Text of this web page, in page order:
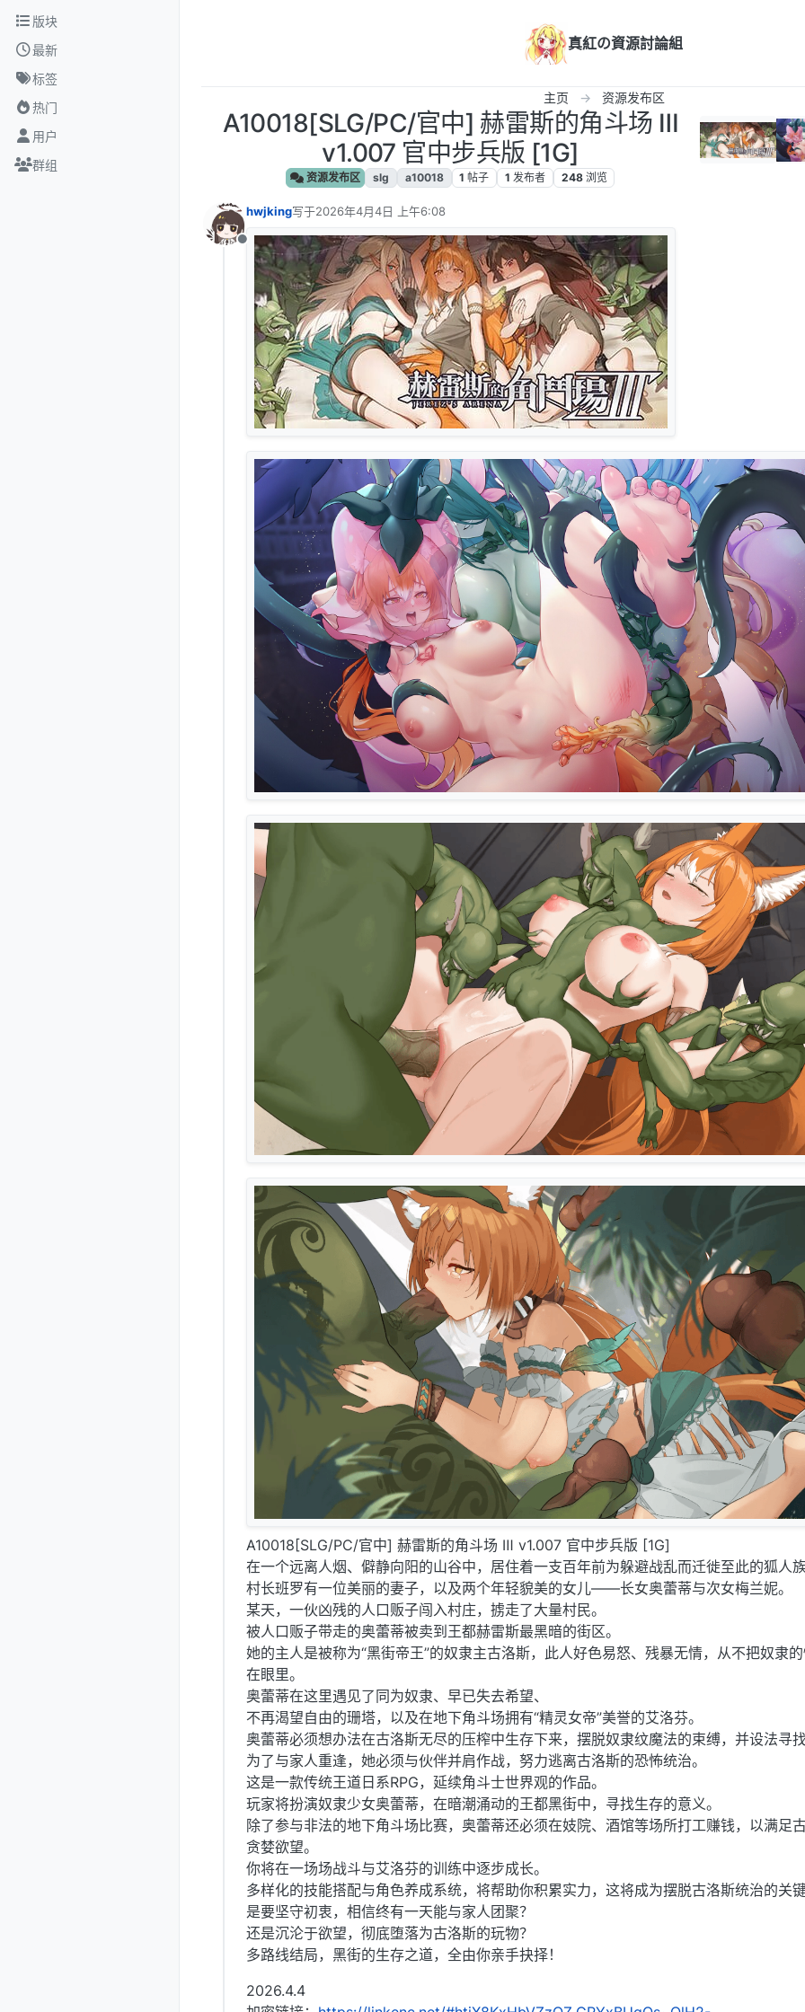
跳转至内容
版块
最新
标签
热门
用户
群组
真紅の資源討論組
主页 资源发布区
A10018[SLG/PC/官中] 赫雷斯的角斗场 Ⅲ
v1.007 官中步兵版 [1G]
资源发布区 slg a10018 1 帖子 1 发布者 248 浏览
离线
hwjking写于2026年4月4日 上午6:08
最后由 编辑
A10018[SLG/PC/官中] 赫雷斯的角斗场 Ⅲ v1.007 官中步兵版 [1G]
在一个远离人烟、僻静向阳的山谷中，居住着一支百年前为躲避战乱而迁徙至此的狐人
村长班罗有一位美丽的妻子，以及两个年轻貌美的女儿——长女奥蕾蒂与次女梅兰妮。
某天，一伙凶残的人口贩子闯入村庄，掳走了大量村民。
被人口贩子带走的奥蕾蒂被卖到王都赫雷斯最黑暗的街区。
她的主人是被称为“黑街帝王”的奴隶主古洛斯，此人好色易怒、残暴无情，从不把奴隶
在眼里。
奥蕾蒂在这里遇见了同为奴隶、早已失去希望、
不再渴望自由的珊塔，以及在地下角斗场拥有“精灵女帝”美誉的艾洛芬。
奥蕾蒂必须想办法在古洛斯无尽的压榨中生存下来，摆脱奴隶纹魔法的束缚，并设法寻
为了与家人重逢，她必须与伙伴并肩作战，努力逃离古洛斯的恐怖统治。
这是一款传统王道日系RPG，延续角斗士世界观的作品。
玩家将扮演奴隶少女奥蕾蒂，在暗潮涌动的王都黑街中，寻找生存的意义。
除了参与非法的地下角斗场比赛，奥蕾蒂还必须在妓院、酒馆等场所打工赚钱，以满足
贪婪欲望。
你将在一场场战斗与艾洛芬的训练中逐步成长。
多样化的技能搭配与角色养成系统，将帮助你积累实力，这将成为摆脱古洛斯统治的关
是要坚守初衷，相信终有一天能与家人团聚？
还是沉沦于欲望，彻底堕落为古洛斯的玩物？
多路线结局，黑街的生存之道，全由你亲手抉择！
2026.4.4